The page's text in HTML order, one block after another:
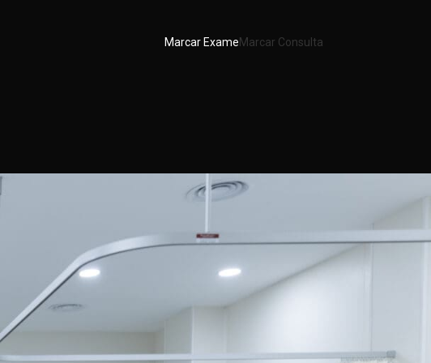
Marcar ExameMarcar Consulta